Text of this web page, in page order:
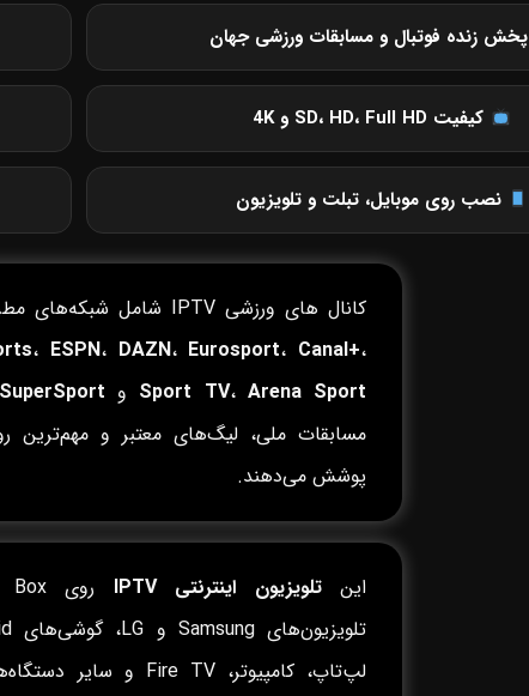
پخش زنده فوتبال و مسابقات ورزشی جهان
کیفیت SD، HD، Full HD و 4K
نصب روی موبایل، تبلت و تلویزیون
کانال های ورزشی IPTV شامل شبکه‌های مطرحی مانند
، ESPN، DAZN، Eurosport، Canal+،
Sport TV، Arena Sport و SuperSport
مسابقات ملی، لیگ‌های معتبر و مهم‌ترین
پوشش می‌دهند.
اینتلویزیون اینترنتی IPTV